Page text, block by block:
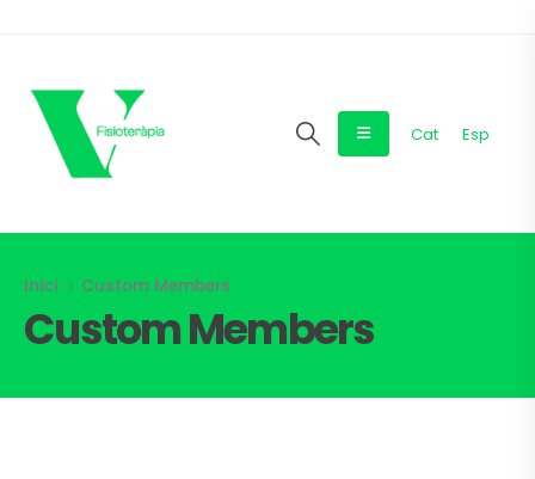
Cat Esp
Custom Members
Inici Custom Members